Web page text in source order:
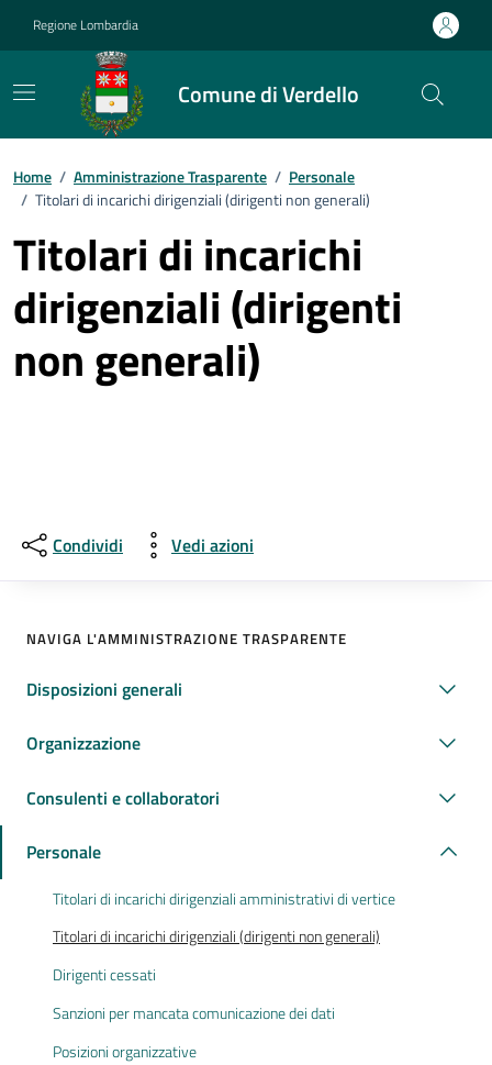
Regione Lombardia
Comune di Verdello
Home / Amministrazione Trasparente / Personale
/ Titolari di incarichi dirigenziali (dirigenti non generali)
Titolari di incarichi
dirigenziali (dirigenti
non generali)
Condividi Vedi azioni
NAVIGA L'AMMINISTRAZIONE TRASPARENTE
Disposizioni generali
Organizzazione
Consulenti e collaboratori
Personale
Titolari di incarichi dirigenziali amministrativi di vertice
Titolari di incarichi dirigenziali (dirigenti non generali)
Dirigenti cessati
Sanzioni per mancata comunicazione dei dati
Posizioni organizzative